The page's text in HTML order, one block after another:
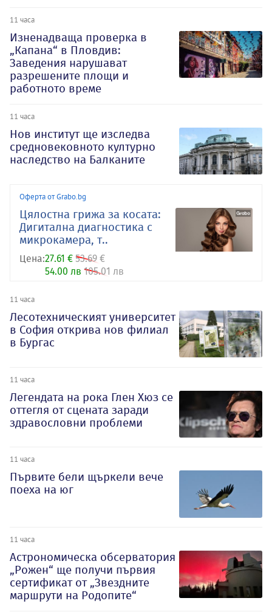
11 часа
Изненадваща проверка в
„Капана“ в Пловдив:
Заведения нарушават
разрешените площи и
работното време
11 часа
Нов институт ще изследва
средновековното културно
наследство на Балканите
Оферта от Grabo.bg
Цялостна грижа за косата:
Дигитална диагностика с
микрокамера, т..
Цена:27.61 € 53.69 €
54.00 лв 105.01 лв
11 часа
Лесотехническият университет
в София открива нов филиал
в Бургас
11 часа
Легендата на рока Глен Хюз се
оттегля от сцената заради
здравословни проблеми
11 часа
Първите бели щъркели вече
поеха на юг
11 часа
Астрономическа обсерватория
„Рожен“ ще получи първия
сертификат от „Звездните
маршрути на Родопите“